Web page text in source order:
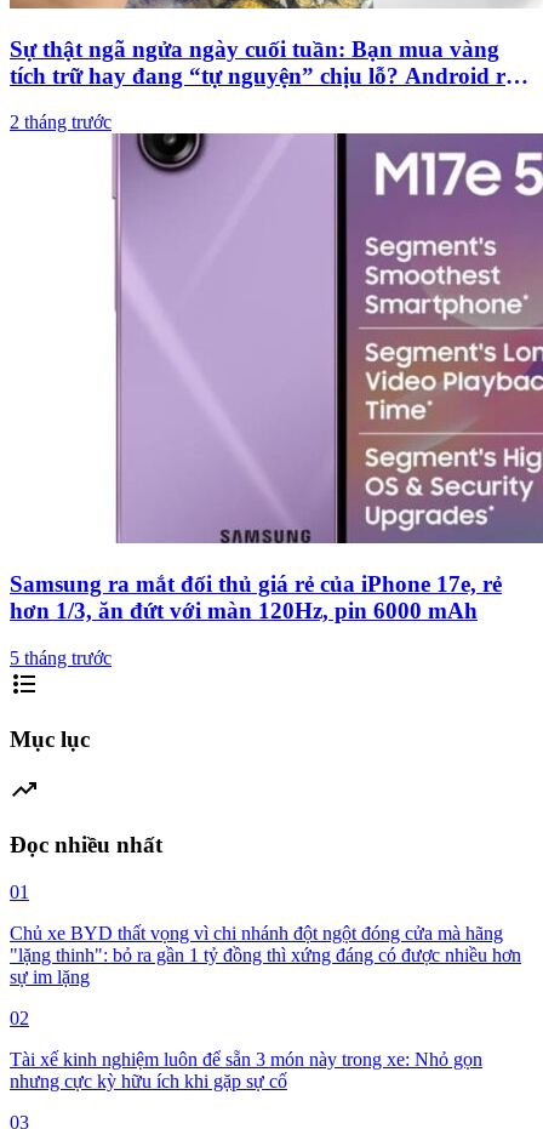
Sự thật ngã ngửa ngày cuối tuần: Bạn mua vàng
tích trữ hay đang “tự nguyện” chịu lỗ? Android rớt
2 tháng trước
Samsung ra mắt đối thủ giá rẻ của iPhone 17e, rẻ
hơn 1/3, ăn đứt với màn 120Hz, pin 6000 mAh
5 tháng trước
format_list_bulleted
Mục lục
trending_up
Đọc nhiều nhất
01
Chủ xe BYD thất vọng vì chi nhánh đột ngột đóng cửa mà hãng
"lặng thinh": bỏ ra gần 1 tỷ đồng thì xứng đáng có được nhiều hơn
sự im lặng
02
Tài xế kinh nghiệm luôn để sẵn 3 món này trong xe: Nhỏ gọn
nhưng cực kỳ hữu ích khi gặp sự cố
03